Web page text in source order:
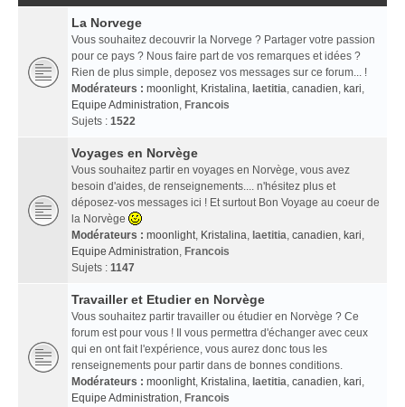
La Norvege
Vous souhaitez decouvrir la Norvege ? Partager votre passion
pour ce pays ? Nous faire part de vos remarques et idées ?
Rien de plus simple, deposez vos messages sur ce forum... !
Modérateurs : moonlight, Kristalina, laetitia, canadien, kari,
Equipe Administration, Francois
Sujets : 1522
Voyages en Norvège
Vous souhaitez partir en voyages en Norvège, vous avez
besoin d'aides, de renseignements.... n'hésitez plus et
déposez-vos messages ici ! Et surtout Bon Voyage au coeur de
la Norvège
Modérateurs : moonlight, Kristalina, laetitia, canadien, kari,
Equipe Administration, Francois
Sujets : 1147
Travailler et Etudier en Norvège
Vous souhaitez partir travailler ou étudier en Norvège ? Ce
forum est pour vous ! Il vous permettra d'échanger avec ceux
qui en ont fait l'expérience, vous aurez donc tous les
renseignements pour partir dans de bonnes conditions.
Modérateurs : moonlight, Kristalina, laetitia, canadien, kari,
Equipe Administration, Francois